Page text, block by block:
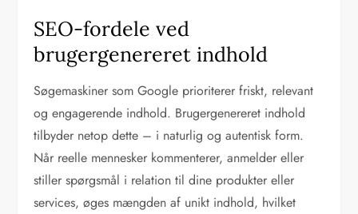
SEO-fordele ved
brugergenereret indhold
Søgemaskiner som Google prioriterer friskt, relevant
og engagerende indhold. Brugergenereret indhold
tilbyder netop dette – i naturlig og autentisk form.
Når reelle mennesker kommenterer, anmelder eller
stiller spørgsmål i relation til dine produkter eller
services, øges mængden af unikt indhold, hvilket